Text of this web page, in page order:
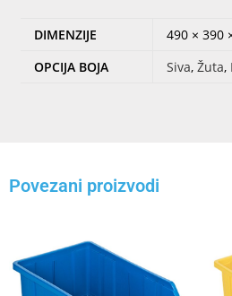
DIMENZIJE
490 × 390
OPCIJA BOJA
Siva, Žuta,
Povezani proizvodi